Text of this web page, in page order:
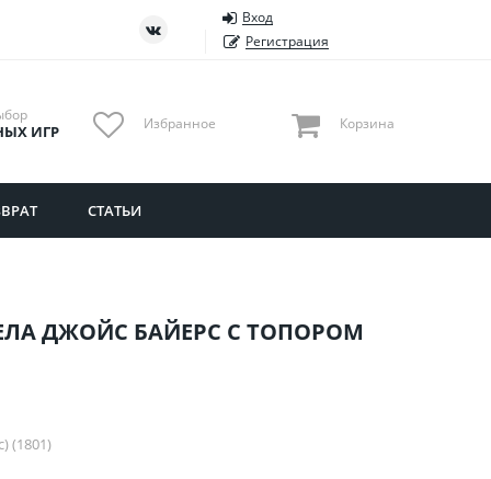
Тюменская область
Ульяновская область
Вход
Регистрация
ИГР Избранное Корзина
СТАТЬИ
ДЖОЙС БАЙЕРС С ТОПОРОМ
(1801)